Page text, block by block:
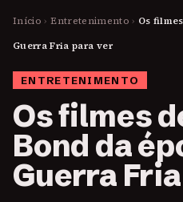
Início › Entretenimento › Os
Guerra Fria para ver
ENTRETENIMENTO
Os filmes
Bond da
Guerra